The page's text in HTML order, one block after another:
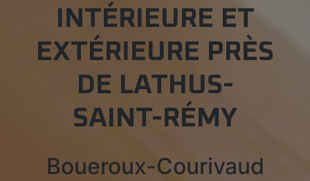
INTÉRIEURE ET
EXTÉRIEURE PRÈS
DE LATHUS-
SAINT-RÉMY
Boueroux-Courivaud